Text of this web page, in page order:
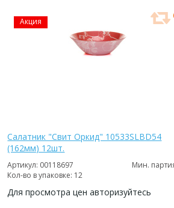
Акция
Салатник "Свит Оркид" 10533SLBD54
(162мм) 12шт.
Артикул: 00118697
Мин.
Кол-во в упаковке: 12
Для просмотра цен авторизуйтесь